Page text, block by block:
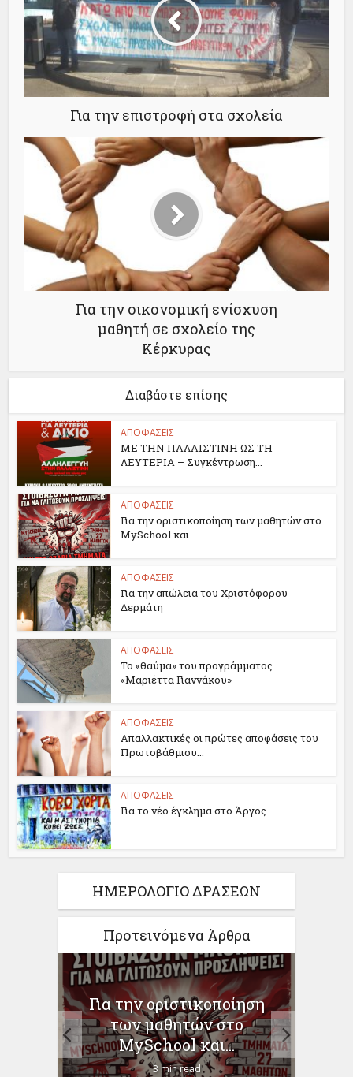
Για την επιστροφή στα σχολεία
Για την οικονομική ενίσχυση
μαθητή σε σχολείο της
Κέρκυρας
Διαβάστε επίσης
ΑΠΟΦΑΣΕΙΣ
ΜΕ ΤΗΝ ΠΑΛΑΙΣΤΙΝΗ ΩΣ ΤΗ
ΛΕΥΤΕΡΙΑ – Συγκέντρωση...
ΑΠΟΦΑΣΕΙΣ
Για την οριστικοποίηση των μαθητών στο
MySchool και...
ΑΠΟΦΑΣΕΙΣ
Για την απώλεια του Χριστόφορου
Δερμάτη
ΑΠΟΦΑΣΕΙΣ
Το «θαύμα» του προγράμματος
«Μαριέττα Γιαννάκου»
ΑΠΟΦΑΣΕΙΣ
Απαλλακτικές οι πρώτες αποφάσεις του
Πρωτοβάθμιου...
ΑΠΟΦΑΣΕΙΣ
Για το νέο έγκλημα στο Άργος
ΗΜΕΡΟΛΟΓΙΟ ΔΡΑΣΕΩΝ
Προτεινόμενα Άρθρα
Για την οριστικοποίηση
των μαθητών στο
MySchool και...
3 min read
Για την